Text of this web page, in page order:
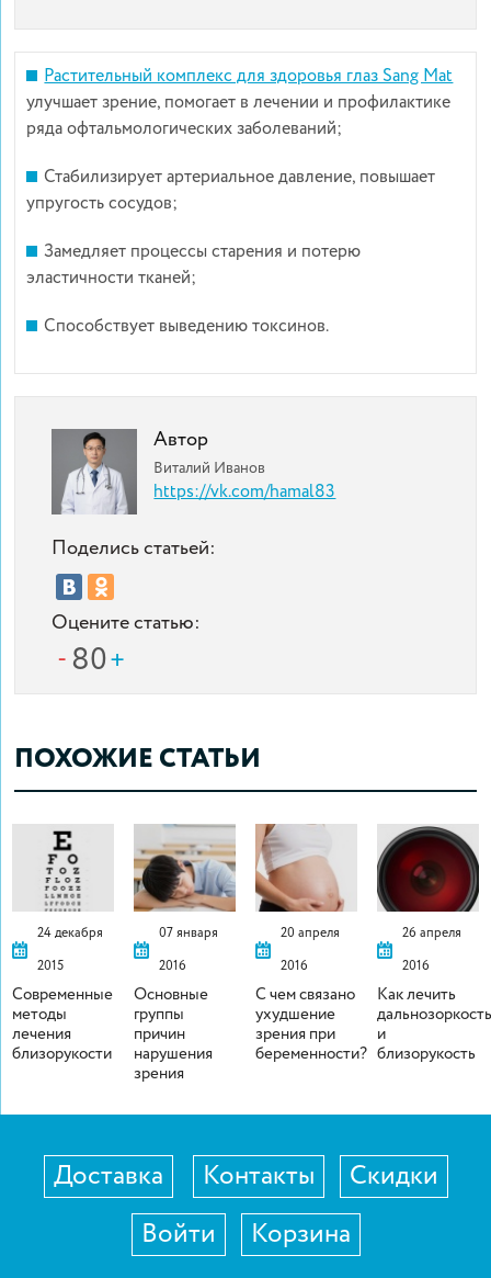
Растительный комплекс для здоровья глаз Sang Mat
улучшает зрение, помогает в лечении и профилактике
ряда офтальмологических заболеваний;
Стабилизирует артериальное давление, повышает
упругость сосудов;
Замедляет процессы старения и потерю
эластичности тканей;
Способствует выведению токсинов.
Автор
Виталий Иванов
https://vk.com/hamal83
Поделись статьей:
Оцените статью:
80
ПОХОЖИЕ СТАТЬИ
24 декабря
2015
Современные
методы
лечения
близорукости
07 января
2016
Основные
группы
причин
нарушения
зрения
20 апреля
2016
С чем связано
ухудшение
зрения при
беременности?
26 апреля
2016
Как лечить
дальнозоркость
и
близорукость
Доставка Контакты
Скидки
Войти
Корзина